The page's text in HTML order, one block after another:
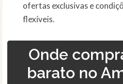
ofertas exclusivas e
flexíveis.
Onde
barato no